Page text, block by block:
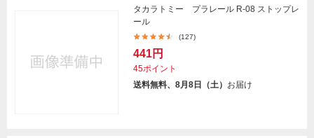
タカラトミー プラレール R-08 ストップレ
ール
(127)
441円
45ポイント
送料無料、8月8日（土） お届け